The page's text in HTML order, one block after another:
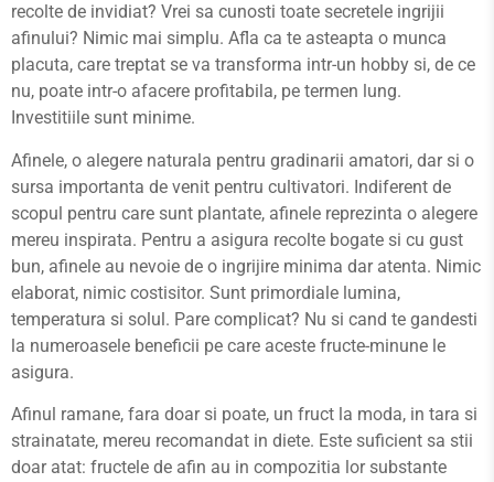
recolte de invidiat? Vrei sa cunosti toate secretele ingrijii
afinului? Nimic mai simplu. Afla ca te asteapta o munca
placuta, care treptat se va transforma intr-un hobby si, de ce
nu, poate intr-o afacere profitabila, pe termen lung.
Investitiile sunt minime.
Afinele, o alegere naturala pentru gradinarii amatori, dar si o
sursa importanta de venit pentru cultivatori. Indiferent de
scopul pentru care sunt plantate, afinele reprezinta o alegere
mereu inspirata. Pentru a asigura recolte bogate si cu gust
bun, afinele au nevoie de o ingrijire minima dar atenta. Nimic
elaborat, nimic costisitor. Sunt primordiale lumina,
temperatura si solul. Pare complicat? Nu si cand te gandesti
la numeroasele beneficii pe care aceste fructe-minune le
asigura.
Afinul ramane, fara doar si poate, un fruct la moda, in tara si
strainatate, mereu recomandat in diete. Este suficient sa stii
doar atat: fructele de afin au in compozitia lor substante